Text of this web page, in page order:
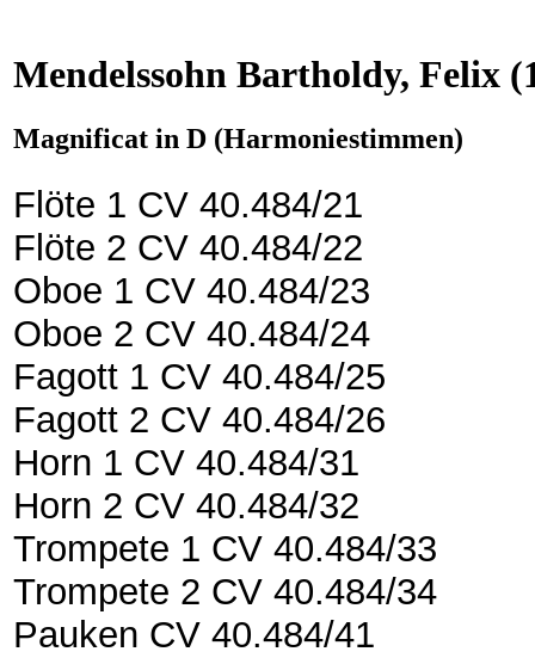
Mendelssohn Bartholdy, Felix
Magnificat in D (Harmoniestimmen)
Flöte 1 CV 40.484/21
Flöte 2 CV 40.484/22
Oboe 1 CV 40.484/23
Oboe 2 CV 40.484/24
Fagott 1 CV 40.484/25
Fagott 2 CV 40.484/26
Horn 1 CV 40.484/31
Horn 2 CV 40.484/32
Trompete 1 CV 40.484/33
Trompete 2 CV 40.484/34
Pauken CV 40.484/41